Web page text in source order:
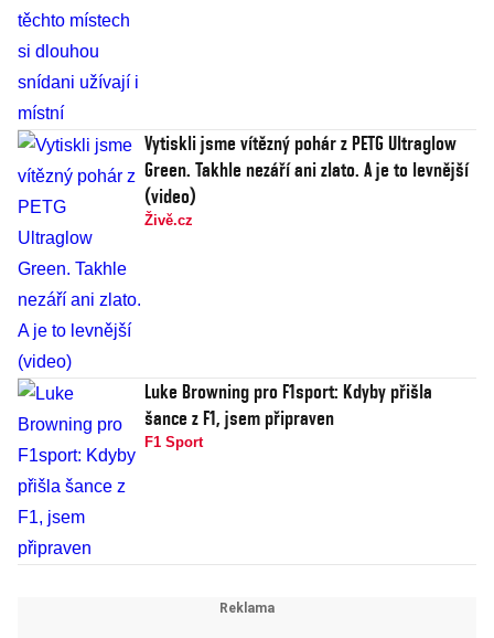
Vytiskli jsme vítězný pohár z PETG Ultraglow
Green. Takhle nezáří ani zlato. A je to levnější
(video)
Živě.cz
Luke Browning pro F1sport: Kdyby přišla
šance z F1, jsem připraven
F1 Sport